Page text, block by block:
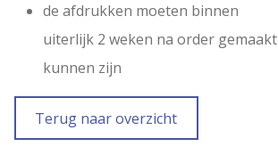
de afdrukken moeten binnen
uiterlijk 2 weken na order gemaakt
kunnen zijn
Terug naar overzicht